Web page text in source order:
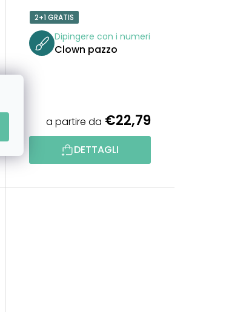
2+1 GRATIS
Dipingere con i numeri
Clown pazzo
a partire da €22,79
DETTAGLI